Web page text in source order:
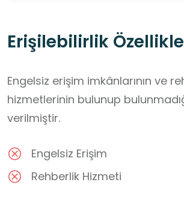
Erişilebilirlik
Engelsiz erişim imkânlarının ve
hizmetlerinin bulunup
verilmiştir.
Engelsiz Erişim
Rehberlik Hizmeti